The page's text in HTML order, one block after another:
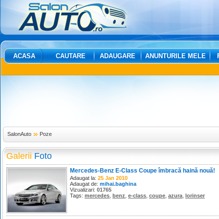
ACASA CAUTARE ADAUGARE ANUNTURILE MELE
SalonAuto Poze
Galerii Foto
Mercedes-Benz E-Class Coupe îmbracă haină nouă!
Adaugat la: 25 Jan 2010
Adaugat de: mihai.baghina
Vizualizari: 01765
Tags: mercedes benz e-class coupe azura lorinser